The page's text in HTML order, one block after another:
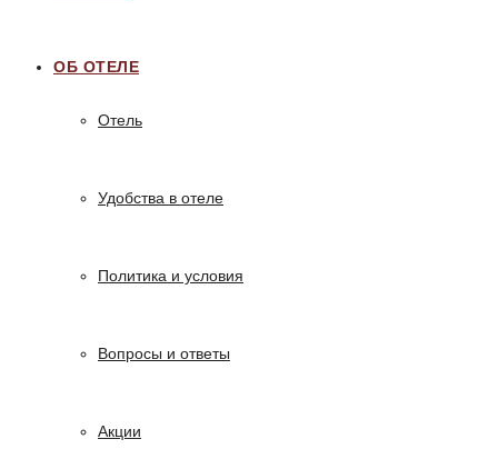
ОБ ОТЕЛЕ
Отель
Удобства в отеле
Политика и условия
Вопросы и ответы
Акции